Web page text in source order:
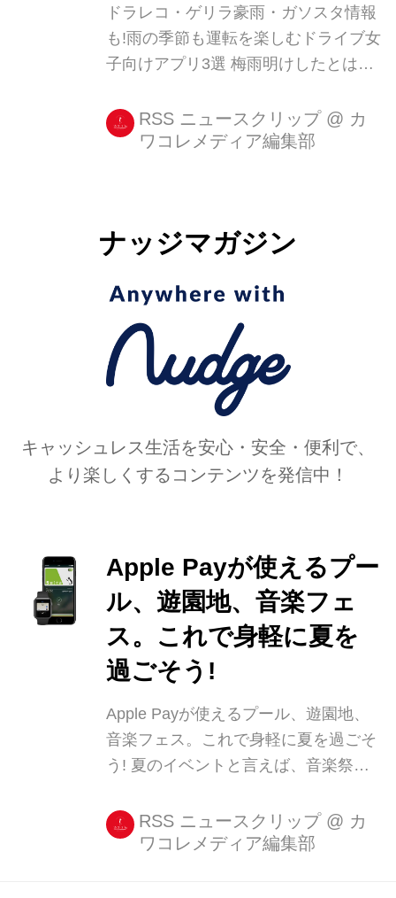
ドラレコ・ゲリラ豪雨・ガソスタ情報
も!雨の季節も運転を楽しむドライブ女
子向けアプリ3選 梅雨明けしたとはい
時期は車の運転もちょっと億劫。思わ
ぬ事故への遭遇も心配です。 現在はカ
RSS ニュースクリップ @ カ
ワコレメディア編集部
ナッジマガジン
キャッシュレス生活を安心・安全・便利で、
より楽しくするコンテンツを発信中！
Apple Payが使えるプー
ル、遊園地、音楽フェ
ス。これで身軽に夏を
過ごそう!
Apple Payが使えるプール、遊園地、
音楽フェス。これで身軽に夏を過ごそ
う! 夏のイベントと言えば、音楽祭に
金の支払いどうしていますか? 小さな
ポーチに必要最低限のお金を入れて行
RSS ニュースクリップ @ カ
ワコレメディア編集部